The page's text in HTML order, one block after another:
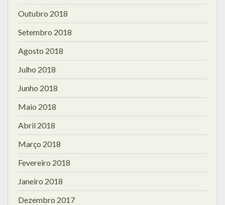
Outubro 2018
Setembro 2018
Agosto 2018
Julho 2018
Junho 2018
Maio 2018
Abril 2018
Março 2018
Fevereiro 2018
Janeiro 2018
Dezembro 2017